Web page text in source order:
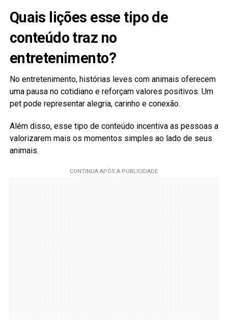
Quais lições esse tipo de
conteúdo traz no
entretenimento?
No entretenimento, histórias leves com animais oferecem
uma pausa no cotidiano e reforçam valores positivos. Um
pet pode representar alegria, carinho e conexão.
Além disso, esse tipo de conteúdo incentiva as pessoas a
valorizarem mais os momentos simples ao lado de seus
animais.